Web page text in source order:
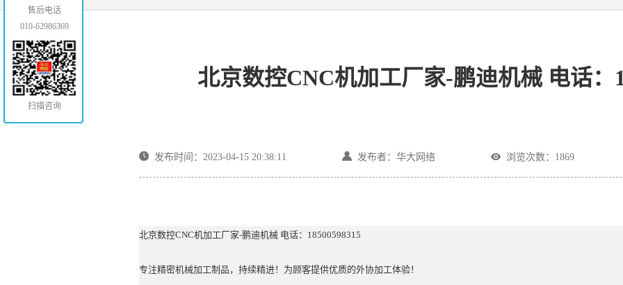
北京数控CNC机加工厂家-鹏迪机械 电话：
发布时间：2023-04-15 20:38:11 发布者：华大网络 浏览次数：1869
北京数控CNC机加工厂家-鹏迪机械 电话：18500598315
专注精密机械加工制品，持续精进！为顾客提供优质的外协加工体验！
售后电话
010-62986369
扫描咨询